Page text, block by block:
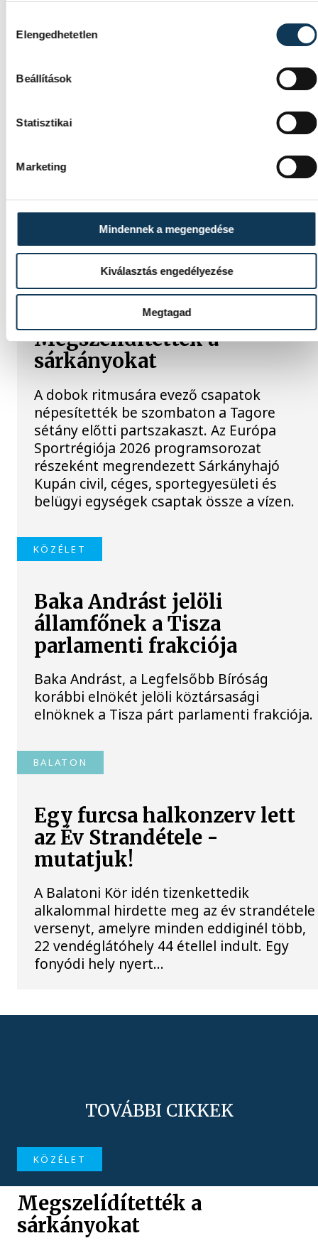
Elengedhetetlen
Beállítások
Statisztikai
Marketing
Mindennek a megengedése
Kiválasztás engedélyezése
Megtagad
TOVÁBBI CIKKEK
KÖZÉLET
Megszelídítették a
sárkányokat
A dobok ritmusára evező csapatok
népesítették be szombaton a Tagore
sétány előtti partszakaszt. Az Európa
Sportrégiója 2026 programsorozat
részeként megrendezett Sárkányhajó
Kupán civil, céges, sportegyesületi és
belügyi egységek csaptak össze a vízen.
KÖZÉLET
Baka Andrást jelöli
államfőnek a Tisza
parlamenti frakciója
Baka Andrást, a Legfelsőbb Bíróság
korábbi elnökét jelöli köztársasági
elnöknek a Tisza párt parlamenti frakciója.
BALATON
Egy furcsa halkonzerv lett
az Év Strandétele -
mutatjuk!
A Balatoni Kör idén tizenkettedik
alkalommal hirdette meg az év strandétele
versenyt, amelyre minden eddiginél több,
22 vendéglátóhely 44 étellel indult. Egy
fonyódi hely nyert...
TOVÁBBI CIKKEK
KÖZÉLET
Megszelídítették a
sárkányokat